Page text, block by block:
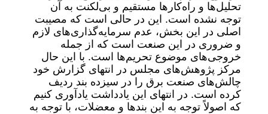
تحلیل‌ها و راه‌کارها مستقیم و بی‌لکنت به آن
توجه نشده است. این در حالی است که مصیبت
اصلی در این بخش، عدم سرمایه‌گذاری‌های لازم
و ضروری در این صنعت است که از جمله
خروجی‌های موضوع تحریم‌ها است. با این حال
مرکز پژوهش‌های مجلس در انتهای گزارش خود
چالش‌های صنعت برق را در سیزده بند ردیف
کرده است. در انتهای این یادداشت یادآوری کنیم
که اصولاً توجه به این بندها و معضلات، با توجه به